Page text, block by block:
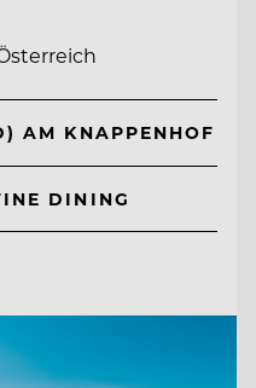
AM KNAPPENHOF
DINING